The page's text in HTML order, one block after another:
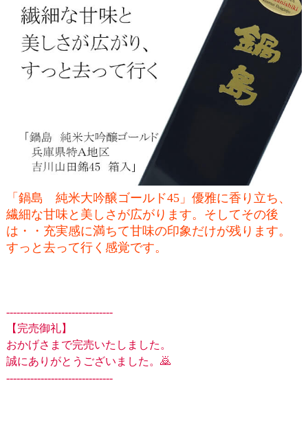
「鍋島 純米大吟醸ゴールド45」優雅に香り立ち、
繊細な甘味と美しさが広がります。そしてその後
は・・充実感に満ちて甘味の印象だけが残ります。
すっと去って行く感覚です。
-------------------------------
【完売御礼】
おかげさまで完売いたしました。
誠にありがとうございました。🙇
-------------------------------